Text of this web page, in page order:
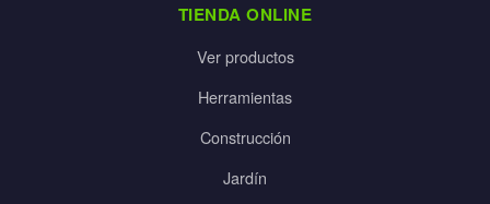
TIENDA ONLINE
Ver productos
Herramientas
Construcción
Jardín